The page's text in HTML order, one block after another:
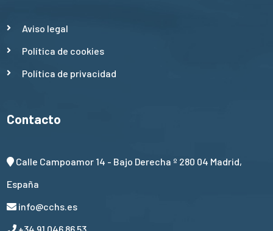
Aviso legal
Política de cookies
Política de privacidad
Contacto
Calle Campoamor 14 - Bajo Derecha º 280 04 Madrid,
España
info@cchs.es
+34 91 046 86 53